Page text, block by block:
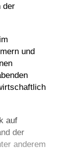
der
und
auf
der
anderem